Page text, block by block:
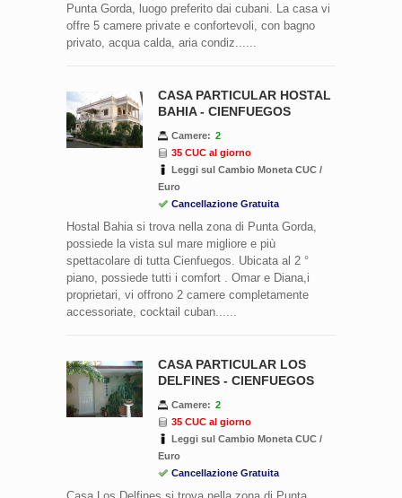
Punta Gorda, luogo preferito dai cubani. La casa vi
offre 5 camere private e confortevoli, con bagno
privato, acqua calda, aria condiz......
CASA PARTICULAR HOSTAL
BAHIA - CIENFUEGOS
Camere: 2
35 CUC al giorno
Leggi sul Cambio Moneta CUC /
Euro
Cancellazione Gratuita
Hostal Bahia si trova nella zona di Punta Gorda,
possiede la vista sul mare migliore e più
spettacolare di tutta Cienfuegos. Ubicata al 2 °
piano, possiede tutti i comfort . Omar e Diana,i
proprietari, vi offrono 2 camere completamente
accessoriate, cocktail cuban......
CASA PARTICULAR LOS
DELFINES - CIENFUEGOS
Camere: 2
35 CUC al giorno
Leggi sul Cambio Moneta CUC /
Euro
Cancellazione Gratuita